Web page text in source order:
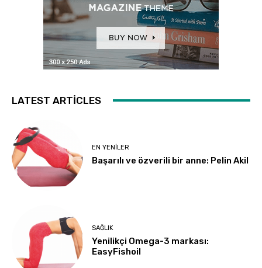
LATEST ARTICLES
EN YENILER
Başarılı ve özverili bir anne: Pelin Akil
SAĞLIK
Yenilikçi Omega-3 markası:
EasyFishoil